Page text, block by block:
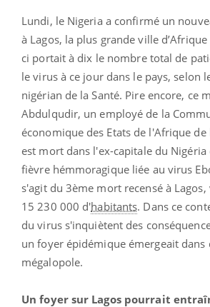
Lundi, le Nigeria a confirmé un
à Lagos, la plus grande ville d’Afrique
ci portait à dix le nombre total de
le virus à ce jour dans le pays, selon
nigérian de la Santé. Pire encore, ce
Abdulqudir, un employé de la
économique des Etats de l'Afrique de
est mort dans l'ex-capitale du Nigéria
fièvre hémmoragique liée au virus
s'agit du 3ème mort recensé à Lagos,
15 230 000 d'habitants. Dans ce
du virus s'inquiètent des
un foyer épidémique émergeait dans
mégalopole.
Un foyer sur Lagos pourrait